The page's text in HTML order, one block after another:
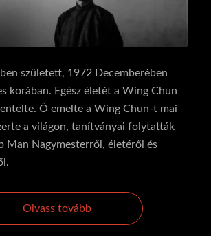
született, 1972 Decemberében
korában. Egész életét a Wing Chun
Ő emelte a Wing Chun-t mai
a világon, tanítványai folytatták
Man Nagymesterről, életéről és
Olvass tovább